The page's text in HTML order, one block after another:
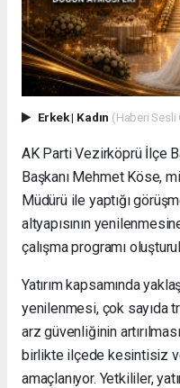
Erkek| Kadın (Haberi Sesli
AK Parti Vezirköprü İlçe
Başkanı Mehmet Köse,
Müdürü ile yaptığı
altyapısının
çalışma programı
Yatırım kapsamında
yenilenmesi, çok sayıda
arz güvenliğinin
birlikte ilçede kesintisiz
amaçlanıyor. Yetkililer,